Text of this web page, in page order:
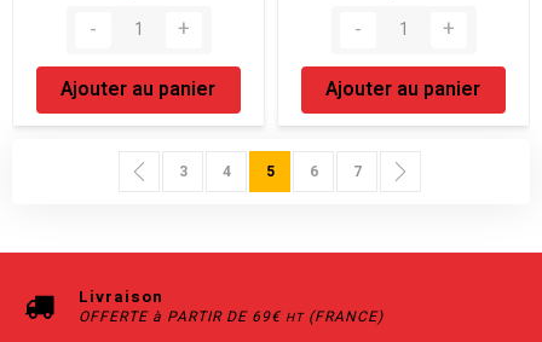
Ajouter au panier Ajouter au panier
Page Page
Précédent
Page
3 Page
4 Vous lisez actuellement la page
5 Page
6 Page
7
Livraison
OFFERTE à PARTIR DE 69€ HT(FRANCE)